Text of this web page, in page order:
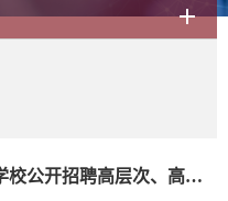
2024年安丘市技工学校公开招聘高层次、高技能人才及专业教师简章